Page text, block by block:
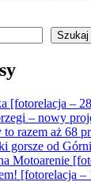
Szukaj
[fotorelacja –
– nowy
to razem aż 68
gorsze od
Motoarenie
[fotorelacja –